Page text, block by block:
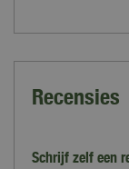
Recensies
Schrijf zelf een